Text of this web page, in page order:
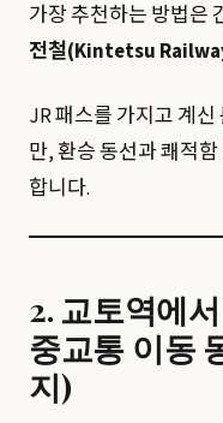
가장 추천하는 방법은
전철(Kintetsu
JR 패스를 가지고 계
만, 환승 동선과 쾌적
합니다.
2. 교토역에
중교통 이동
지)